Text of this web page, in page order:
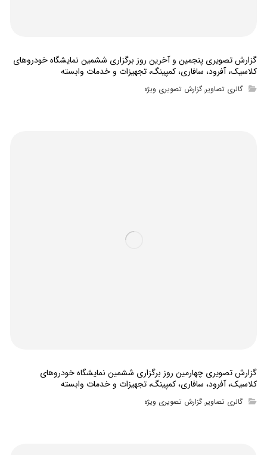
گزارش تصویری پنجمین و آخرین روز برگزاری ششمین نمایشگاه خودروهای
کلاسیک، آفرود، سافاری، کمپینگ، تجهیزات و خدمات وابسته
گالری تصاویر,گزارش تصویری ویژه
گزارش تصویری چهارمین روز برگزاری ششمین نمایشگاه خودروهای
کلاسیک، آفرود، سافاری، کمپینگ، تجهیزات و خدمات وابسته
گالری تصاویر,گزارش تصویری ویژه